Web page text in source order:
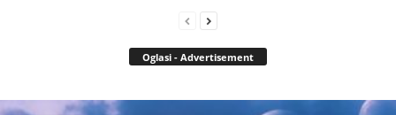
Oglasi - Advertisement